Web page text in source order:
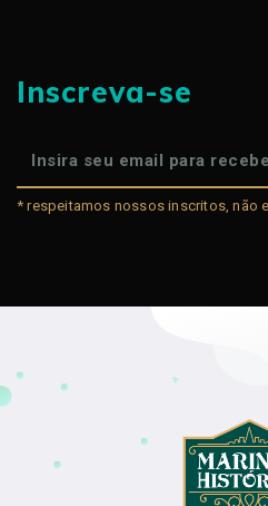
Inscreva-se
* respeitamos nossos inscritos, não